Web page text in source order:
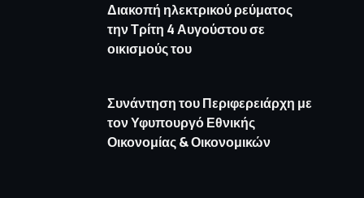
Διακοπή ηλεκτρικού ρεύματος
την Τρίτη 4 Αυγούστου σε
οικισμούς του
Συνάντηση του Περιφερειάρχη με
τον Υφυπουργό Εθνικής
Οικονομίας & Οικονομικών